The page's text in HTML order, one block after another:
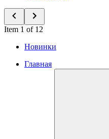
Item 1 of 12
Новинки
Главная